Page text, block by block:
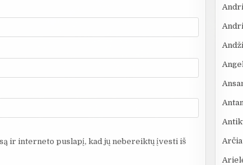
ir interneto puslapį, kad jų nebereiktų įvesti iš